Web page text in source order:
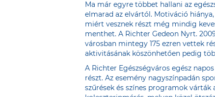
Ma már egyre többet hallani az
elmarad az elvártól. Motiváció
miért vesznek részt még mindig
menthet. A Richter Gedeon Nyrt.
városban mintegy 175 ezren vettek
aktivitásának köszönhetően pedig
A Richter Egészségváros egész
részt. Az esemény nagyszínpadán
szűrések és színes programok